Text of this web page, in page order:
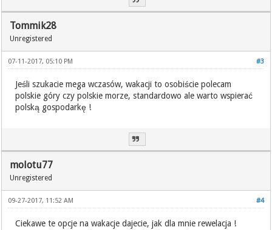
Tommik28
Unregistered
#3
07-11-2017, 05:10 PM
Jeśli szukacie mega wczasów, wakacji to osobiście polecam
polskie góry czy polskie morze, standardowo ale warto wspierać
polską gospodarkę !
molotu77
Unregistered
#4
09-27-2017, 11:52 AM
Ciekawe te opcje na wakacje dajecie, jak dla mnie rewelacja !